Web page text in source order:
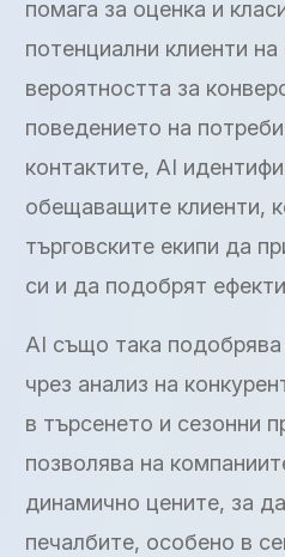
помага за оценка и
потенциални клиенти на
вероятността за
поведението на
контактите, AI
обещаващите клиенти,
търговските екипи да
си и да подобрят
AI също така подобрява
чрез анализ на
в търсенето и сезонни
позволява на
динамично цените, за
печалбите, особено в